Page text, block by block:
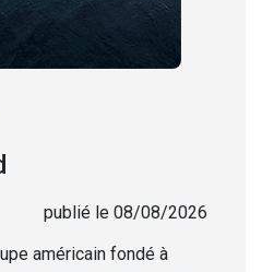
publié le 08/08/2026
américain fondé à